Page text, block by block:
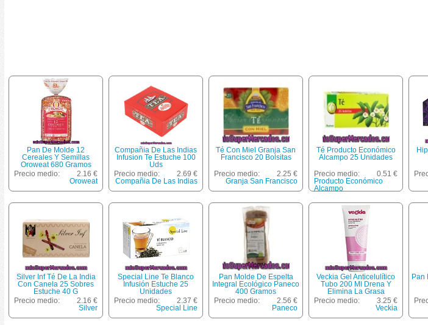
Pan De Molde 12
Cereales Y Semillas
Oroweat 680 Gramos
Precio medio:
2.16 €
Oroweat
Compañia De Las Indias
Infusion Te Estuche 100
Uds
Precio medio:
2.69 €
Compañia De Las Indias
Té Con Miel Granja San
Francisco 20 Bolsitas
Precio medio:
2.25 €
Granja San Francisco
Té Producto Económico
Alcampo 25 Unidades
Precio medio:
0.51 €
Producto Económico
Alcampo
Silver Inf Té De La India
Con Canela 25 Sobres
Estuche 40 G
Precio medio:
2.16 €
Silver
Special Line Te Blanco
Infusión Estuche 25
Unidades
Precio medio:
2.37 €
Special Line
Pan Molde De Espelta
Integral Ecológico Paneco
400 Gramos
Precio medio:
2.56 €
Paneco
Veckia Gel Anticelulítico
Tubo 200 Ml Drena Y
Elimina La Grasa
Precio medio:
3.25 €
Veckia
Pan